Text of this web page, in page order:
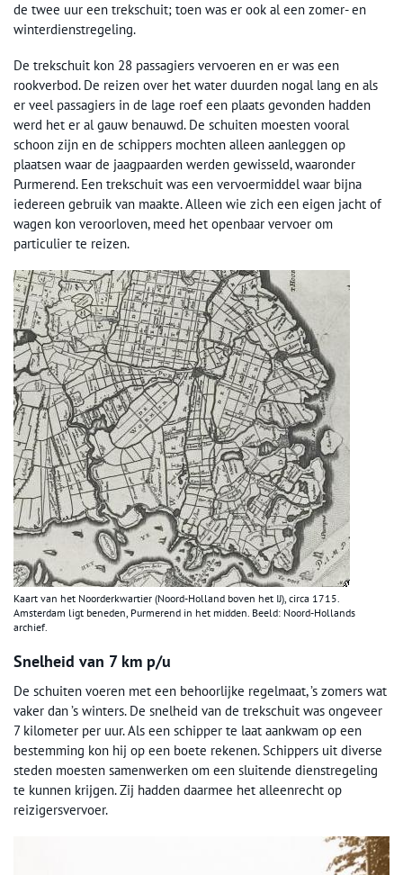
de twee uur een trekschuit; toen was er ook al een zomer- en
winterdienstregeling.
De trekschuit kon 28 passagiers vervoeren en er was een
rookverbod. De reizen over het water duurden nogal lang en als
er veel passagiers in de lage roef een plaats gevonden hadden
werd het er al gauw benauwd. De schuiten moesten vooral
schoon zijn en de schippers mochten alleen aanleggen op
plaatsen waar de jaagpaarden werden gewisseld, waaronder
Purmerend. Een trekschuit was een vervoermiddel waar bijna
iedereen gebruik van maakte. Alleen wie zich een eigen jacht of
wagen kon veroorloven, meed het openbaar vervoer om
particulier te reizen.
Kaart van het Noorderkwartier (Noord-Holland boven het IJ), circa 1715.
Amsterdam ligt beneden, Purmerend in het midden. Beeld: Noord-Hollands
archief.
Snelheid van 7 km p/u
De schuiten voeren met een behoorlijke regelmaat, ’s zomers wat
vaker dan ’s winters. De snelheid van de trekschuit was ongeveer
7 kilometer per uur. Als een schipper te laat aankwam op een
bestemming kon hij op een boete rekenen. Schippers uit diverse
steden moesten samenwerken om een sluitende dienstregeling
te kunnen krijgen. Zij hadden daarmee het alleenrecht op
reizigersvervoer.